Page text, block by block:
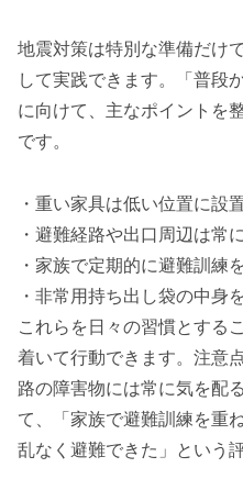
地震対策は特別な準備だけ
して実践できます。「普段
に向けて、主なポイントを
です。
・重い家具は低い位置に設
・避難経路や出口周辺は常
・家族で定期的に避難訓練
・非常用持ち出し袋の中身
これらを日々の習慣とする
着いて行動できます。注意
路の障害物には常に気を配
て、「家族で避難訓練を重
乱なく避難できた」という